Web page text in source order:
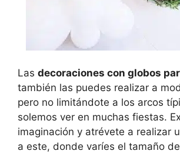
Las decoraciones con globos
también las puedes realizar a
pero no limitándote a los arcos
solemos ver en muchas fiestas.
imaginación y atrévete a realizar
a este, donde varíes el tamaño